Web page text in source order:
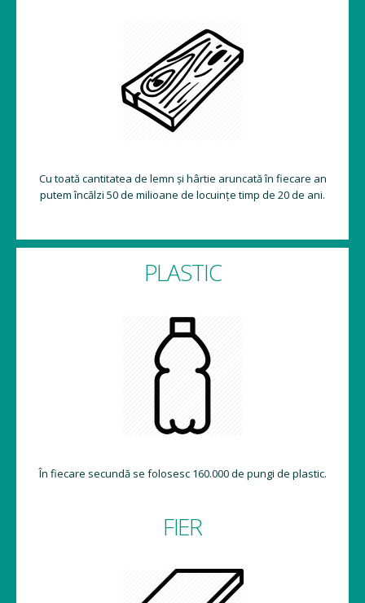
Cu toată cantitatea de lemn și hârtie aruncată în fiecare an
putem încălzi 50 de milioane de locuințe timp de 20 de ani.
PLASTIC
În fiecare secundă se folosesc 160.000 de pungi de plastic.
FIER